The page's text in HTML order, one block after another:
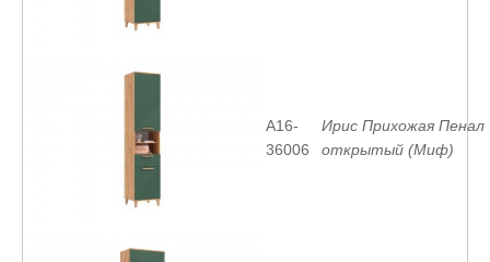
A16-
36006
Ирис Прихожая Пенал
открытый (Миф)